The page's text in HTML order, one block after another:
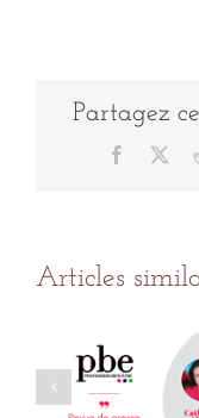
Partagez
Facebook
Articles